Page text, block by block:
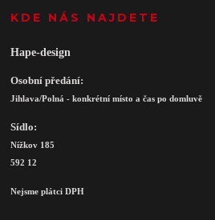
KDE NÁS NAJDETE
Hape-design
Osobní předání:
Jihlava/Polná - konkrétní místo a čas po domluvě
Sídlo:
Nížkov 185
592 12
Nejsme plátci DPH